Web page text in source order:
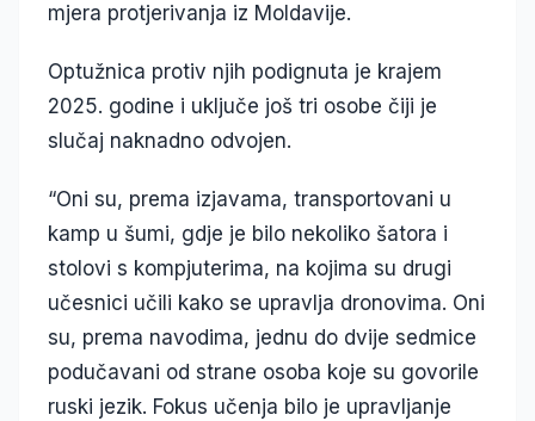
mjera protjerivanja iz Moldavije.
Optužnica protiv njih podignuta je krajem
2025. godine i uključe još tri osobe čiji je
slučaj naknadno odvojen.
“Oni su, prema izjavama, transportovani u
kamp u šumi, gdje je bilo nekoliko šatora i
stolovi s kompjuterima, na kojima su drugi
učesnici učili kako se upravlja dronovima. Oni
su, prema navodima, jednu do dvije sedmice
podučavani od strane osoba koje su govorile
ruski jezik. Fokus učenja bilo je upravljanje